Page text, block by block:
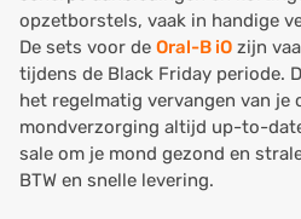
opzetborstels, vaak in handige
De sets voor de Oral-B iO zijn
tijdens de Black Friday periode.
het regelmatig vervangen van
mondverzorging altijd up-to-
sale om je mond gezond en
BTW en snelle levering.